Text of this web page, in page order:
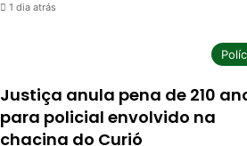
1 dia atrás
Justiça anula pena de 210
para policial envolvido na
chacina do Curió